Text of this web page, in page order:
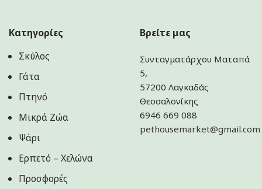
Κατηγορίες
Σκύλος
Γάτα
Πτηνό
Μικρά Ζώα
Ψάρι
Ερπετό – Χελώνα
Προσφορές
Βρείτε μας
Συνταγματάρχου Ματαπά
5,
57200 Λαγκαδάς
Θεσσαλονίκης
6946 669 088
pethousemarket@gmail.com